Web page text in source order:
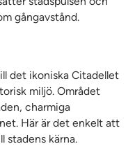
gångavstånd.
det ikoniska Citadellet
miljö. Området
charmiga
Här är det enkelt att
stadens kärna.